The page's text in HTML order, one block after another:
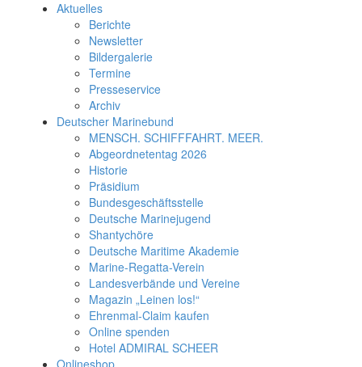
Aktuelles
Berichte
Newsletter
Bildergalerie
Termine
Presseservice
Archiv
Deutscher Marinebund
MENSCH. SCHIFFFAHRT. MEER.
Abgeordnetentag 2026
Historie
Präsidium
Bundesgeschäftsstelle
Deutsche Marinejugend
Shantychöre
Deutsche Maritime Akademie
Marine-Regatta-Verein
Landesverbände und Vereine
Magazin „Leinen los!“
Ehrenmal-Claim kaufen
Online spenden
Hotel ADMIRAL SCHEER
Onlineshop